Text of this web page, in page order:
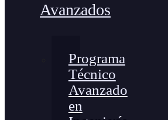
Avanzados
Programa
Técnico
Avanzado
en